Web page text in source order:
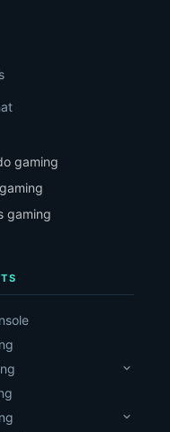
gaming
gaming